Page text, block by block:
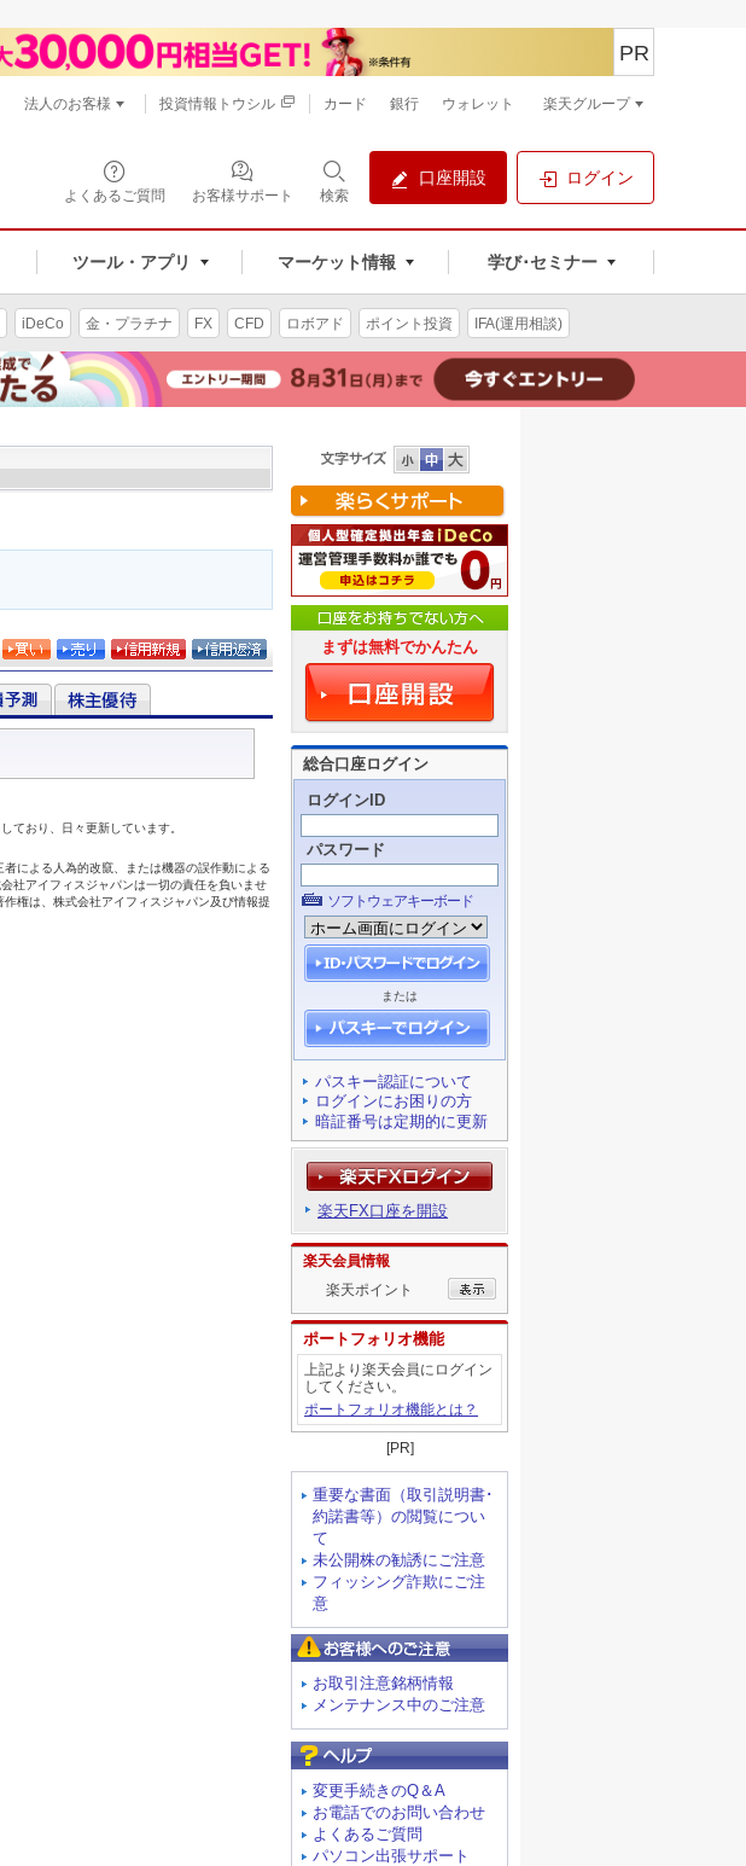
よくあるご質問 お客様サポート 検索
口座開設 ログイン
ツール・アプリ マーケット情報 学び･セミナー
PR
法人のお客様 投資情報トウシル カード 銀行 ウォレット 楽天グループ
iDeCo 金・プラチナ FX CFD ロボアド ポイント投資 IFA(運用相談)
まずは無料でかんたん
総合口座ログイン
ログインID
パスワード
ソフトウェアキーボード
または
パスキー認証について
ログインにお困りの方
暗証番号は定期的に更新
楽天FX口座を開設
楽天会員情報
楽天ポイント
ポートフォリオ機能
上記より楽天会員にログイン
してください。
ポートフォリオ機能とは？
[PR]
重要な書面（取引説明書･
約諾書等）の閲覧につい
て
未公開株の勧誘にご注意
フィッシング詐欺にご注
意
お取引注意銘柄情報
メンテナンス中のご注意
変更手続きのQ＆A
お電話でのお問い合わせ
よくあるご質問
パソコン出張サポート